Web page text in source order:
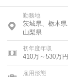
勤務地
茨城県、栃木
山梨県
初年度年収
410万～530万円
雇用形態